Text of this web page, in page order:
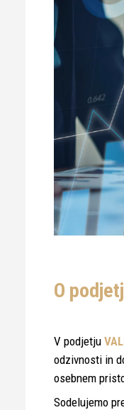
O
V podjetju
odzivnosti in
osebnem
Sodelujemo